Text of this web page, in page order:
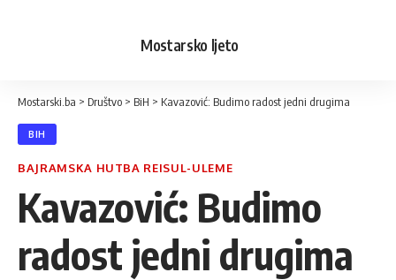
Mostarsko ljeto
Mostarski.ba > Društvo > BiH > Kavazović: Budimo radost jedni drugima
BIH
BAJRAMSKA HUTBA REISUL-ULEME
Kavazović: Budimo
radost jedni drugima